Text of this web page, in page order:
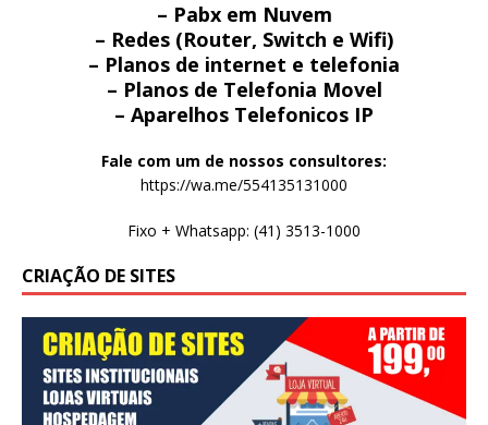
– Pabx em Nuvem
– Redes (Router, Switch e Wifi)
– Planos de internet e telefonia
– Planos de Telefonia Movel
– Aparelhos Telefonicos IP
Fale com um de nossos consultores:
https://wa.me/554135131000
Fixo + Whatsapp: (41) 3513-1000
CRIAÇÃO DE SITES